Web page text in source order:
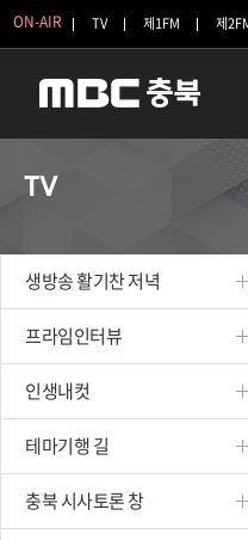
ON-AIR TV 제1FM 제
TV
생방송 활기찬 저녁
프라임인터뷰
인생내컷
테마기행 길
충북 시사토론 창